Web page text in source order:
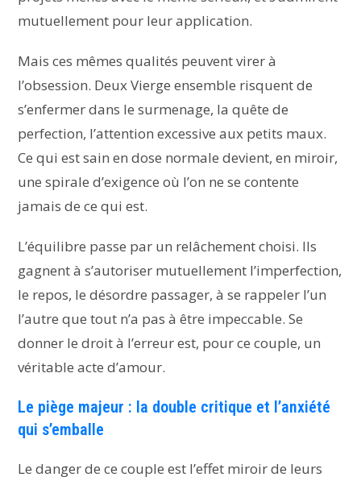
mutuellement pour leur application.
Mais ces mêmes qualités peuvent virer à
l’obsession. Deux Vierge ensemble risquent de
s’enfermer dans le surmenage, la quête de
perfection, l’attention excessive aux petits maux.
Ce qui est sain en dose normale devient, en miroir,
une spirale d’exigence où l’on ne se contente
jamais de ce qui est.
L’équilibre passe par un relâchement choisi. Ils
gagnent à s’autoriser mutuellement l’imperfection,
le repos, le désordre passager, à se rappeler l’un
l’autre que tout n’a pas à être impeccable. Se
donner le droit à l’erreur est, pour ce couple, un
véritable acte d’amour.
Le piège majeur : la double critique et l’anxiété
qui s’emballe
Le danger de ce couple est l’effet miroir de leurs